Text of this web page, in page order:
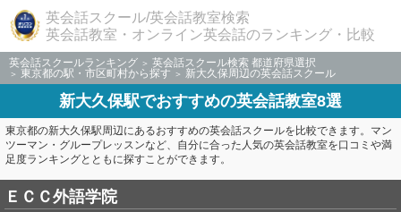
英会話スクール/英会話教室検索
英会話教室・オンライン英会話のランキング・比較
英会話スクールランキング
英会話スクール検索 都道府県選択
東京都の駅・市区町村から探す
新大久保周辺の英会話スクール
新大久保駅でおすすめの英会話教室8選
東京都の新大久保駅周辺にあるおすすめの英会話スクールを比較できます。マン
ツーマン・グループレッスンなど、自分に合った人気の英会話教室を口コミや満
足度ランキングとともに探すことができます。
ＥＣＣ外語学院